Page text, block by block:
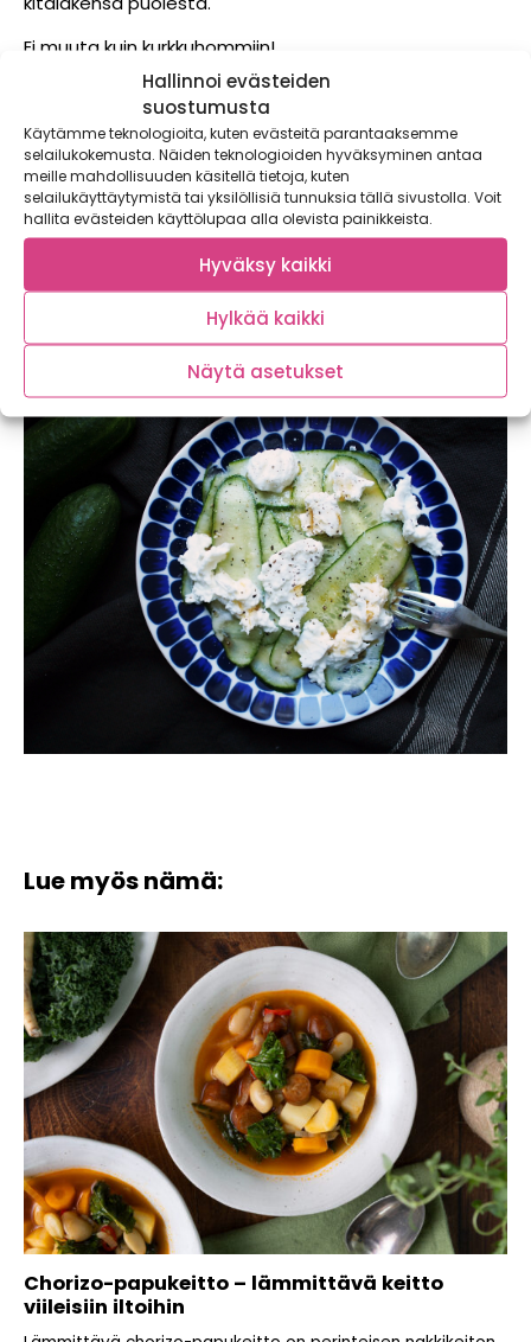
Hallinnoi evästeiden
suostumusta
Käytämme teknologioita, kuten evästeitä parantaaksemme
selailukokemusta. Näiden teknologioiden hyväksyminen antaa
meille mahdollisuuden käsitellä tietoja, kuten
selailukäyttäytymistä tai yksilöllisiä tunnuksia tällä sivustolla. Voit
hallita evästeiden käyttölupaa alla olevista painikkeista.
Hyväksy kaikki
Hylkää kaikki
Näytä asetukset
Ei muuta kuin kurkkuhommiin!
Lue myös edelliset Satokausikalenterin reseptit!
Raparperislaw
Kolmen raaka-aineen kesäpirtelö
Seuraa Satokausikalenteria myös
Instagramissa
Lue myös nämä:
Chorizo-papukeitto – lämmittävä keitto
viileisiin iltoihin